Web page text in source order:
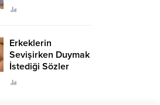
Erkeklerin
Sevişirken Duymak
İstediği Sözler
Neler?